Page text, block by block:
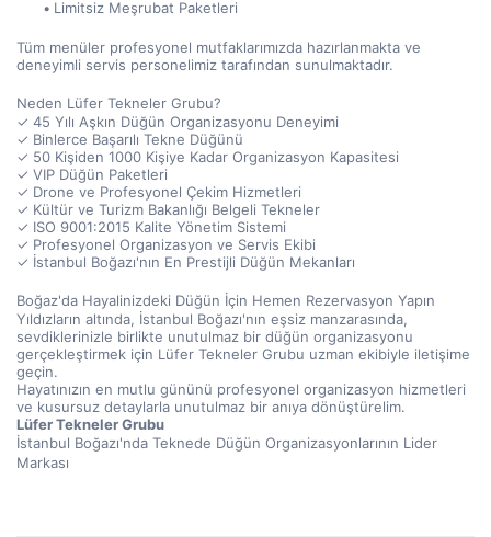
Limitsiz Meşrubat Paketleri
Tüm menüler profesyonel mutfaklarımızda hazırlanmakta ve
deneyimli servis personelimiz tarafından sunulmaktadır.
Neden Lüfer Tekneler Grubu?
✓ 45 Yılı Aşkın Düğün Organizasyonu Deneyimi
✓ Binlerce Başarılı Tekne Düğünü
✓ 50 Kişiden 1000 Kişiye Kadar Organizasyon Kapasitesi
✓ VIP Düğün Paketleri
✓ Drone ve Profesyonel Çekim Hizmetleri
✓ Kültür ve Turizm Bakanlığı Belgeli Tekneler
✓ ISO 9001:2015 Kalite Yönetim Sistemi
✓ Profesyonel Organizasyon ve Servis Ekibi
✓ İstanbul Boğazı'nın En Prestijli Düğün Mekanları
Boğaz'da Hayalinizdeki Düğün İçin Hemen Rezervasyon Yapın
Yıldızların altında, İstanbul Boğazı'nın eşsiz manzarasında,
sevdiklerinizle birlikte unutulmaz bir düğün organizasyonu
gerçekleştirmek için Lüfer Tekneler Grubu uzman ekibiyle iletişime
geçin.
Hayatınızın en mutlu gününü profesyonel organizasyon hizmetleri
ve kusursuz detaylarla unutulmaz bir anıya dönüştürelim.
Lüfer Tekneler Grubu
İstanbul Boğazı'nda Teknede Düğün Organizasyonlarının Lider
Markası